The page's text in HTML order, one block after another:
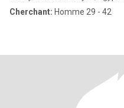
Cherchant: Homme 29 - 42